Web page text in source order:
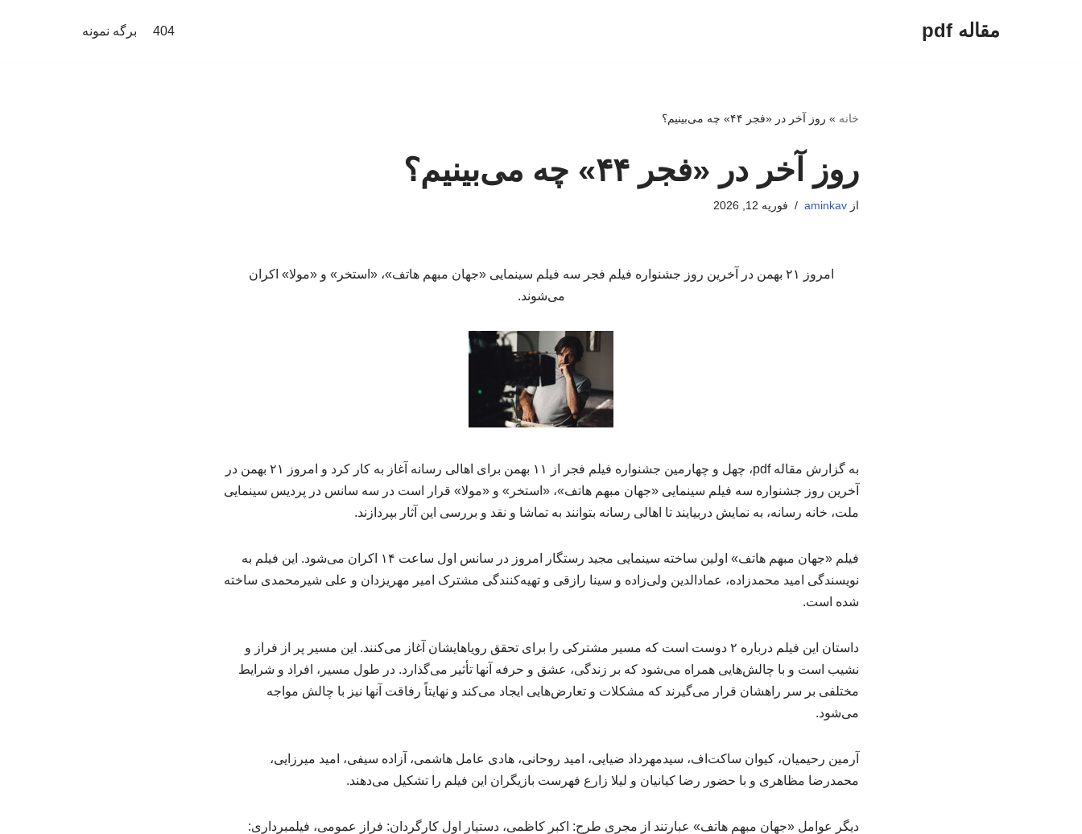
مقاله pdf 404 برگه نمونه
خانه » روز آخر در «فجر ۴۴» چه می‌بینیم؟
روز آخر در «فجر ۴۴» چه می‌بینیم؟
ازaminkav فوریه 12, 2026
امروز ۲۱ بهمن در آخرین روز جشنواره فیلم فجر سه فیلم سینمایی «جهان مبهم هاتف»، «استخر» و «مولا» اکران
می‌شوند.
به گزارش مقاله pdf، چهل و چهارمین جشنواره فیلم فجر از ۱۱ بهمن برای اهالی رسانه آغاز به کار کرد و امروز ۲۱ بهمن در
آخرین روز جشنواره سه فیلم سینمایی «جهان مبهم هاتف»، «استخر» و «مولا» قرار است در سه سانس در پردیس سینمایی
ملت، خانه رسانه، به نمایش دربیایند تا اهالی رسانه بتوانند به تماشا و نقد و بررسی این آثار بپردازند.
فیلم «جهان مبهم هاتف» اولین ساخته سینمایی مجید رستگار امروز در سانس اول ساعت ۱۴ اکران می‌شود. این فیلم به
نویسندگی امید محمدزاده، عمادالدین ولی‌زاده و سینا رازقی و تهیه‌کنندگی مشترک امیر مهریزدان و علی شیرمحمدی ساخته
شده است.
داستان این فیلم درباره ۲ دوست است که مسیر مشترکی را برای تحقق رویاهایشان آغاز می‌کنند. این مسیر پر از فراز و
نشیب است و با چالش‌هایی همراه می‌شود که بر زندگی، عشق و حرفه آنها تأثیر می‌گذارد. در طول مسیر، افراد و شرایط
مختلفی بر سر راهشان قرار می‌گیرند که مشکلات و تعارض‌هایی ایجاد می‌کند و نهایتاً رفاقت آنها نیز با چالش مواجه
می‌شود.
آرمین رحیمیان، کیوان ساکت‌اف، سیدمهرداد ضیایی، امید روحانی، هادی عامل هاشمی، آزاده سیفی، امید میرزایی،
محمدرضا مظاهری و با حضور رضا کیانیان و لیلا زارع فهرست بازیگران این فیلم را تشکیل می‌دهند.
دیگر عوامل «جهان مبهم هاتف» عبارتند از مجری طرح: اکبر کاظمی، دستیار اول کارگردان: فراز عمومی، فیلمبرداری: